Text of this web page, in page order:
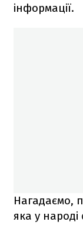
інформації.
Нагадаємо,
яка у